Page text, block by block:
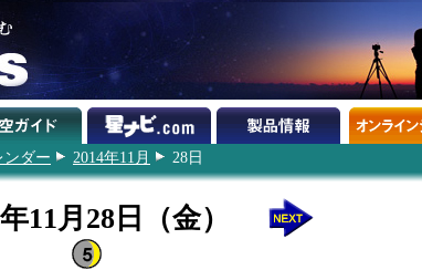
ンダー 2014年11月 28日
11月28日（金）